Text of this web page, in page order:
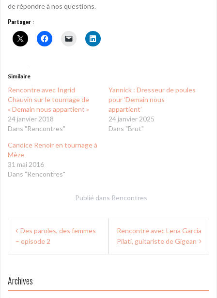
de répondre à nos questions.
Partager :
Similaire
Rencontre avec Ingrid
Chauvin sur le tournage de
« Demain nous appartient »
24 janvier 2018
Dans "Rencontres"
Yannick : Dresseur de poules
pour ‘Demain nous
appartient’
24 janvier 2025
Dans "Brut"
Candice Renoir en tournage à
Mèze
31 mai 2016
Dans "Rencontres"
Publié dans Rencontres
Navigation
deDes paroles, des femmes
– episode 2
Rencontre avec Lena Garcia
Pilati, guitariste de Gigean
Archives